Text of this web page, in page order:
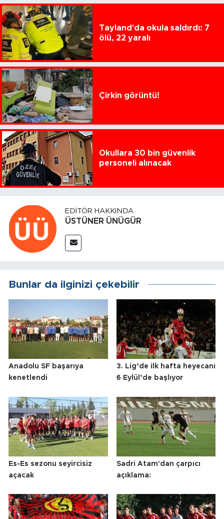
Tayland'da okula saldırdı: 7
ölü, 22 yaralı
Çirkin görüntü!
Okullara 30 bin güvenlik
personeli alınacak
EDITÖR HAKKINDA
ÜSTÜNER ÜNÜGÜR
Bunlar da ilginizi çekebilir
Anadolu SF başarıya
kenetlendi
3. Lig’de ilk hafta heyecanı
6 Eylül’de başlıyor
Es-Es sezonu seyircisiz
açacak
Sadri Atam'dan çarpıcı
açıklama: